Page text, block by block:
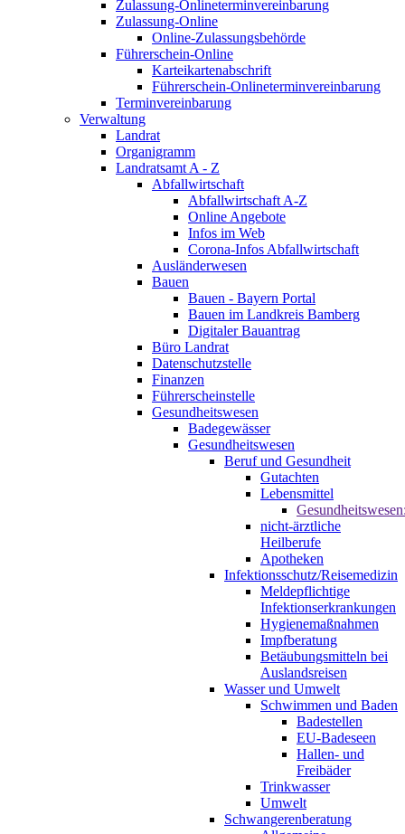
Zulassung-Onlineterminvereinbarung
Zulassung-Online
Online-Zulassungsbehörde
Führerschein-Online
Karteikartenabschrift
Führerschein-Onlineterminvereinbarung
Terminvereinbarung
Verwaltung
Landrat
Organigramm
Landratsamt A - Z
Abfallwirtschaft
Abfallwirtschaft A-Z
Online Angebote
Infos im Web
Corona-Infos Abfallwirtschaft
Ausländerwesen
Bauen
Bauen - Bayern Portal
Bauen im Landkreis Bamberg
Digitaler Bauantrag
Büro Landrat
Datenschutzstelle
Finanzen
Führerscheinstelle
Gesundheitswesen
Badegewässer
Gesundheitswesen
Beruf und Gesundheit
Gutachten
Lebensmittel
nicht-ärztliche
Heilberufe
Apotheken
Infektionsschutz/Reisemedizin
Meldepflichtige
Infektionserkrankungen
Hygienemaßnahmen
Impfberatung
Betäubungsmitteln bei
Auslandsreisen
Wasser und Umwelt
Schwimmen und Baden
Badestellen
EU-Badeseen
Hallen- und
Freibäder
Trinkwasser
Umwelt
Schwangerenberatung